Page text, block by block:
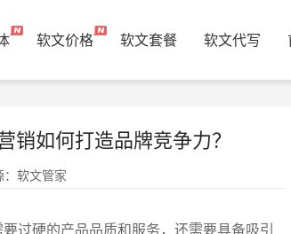
软文价格 软文套餐 软文代写
如何打造品牌竞争力？
：软文管家
过硬的产品品质和服务，还需要具备吸引